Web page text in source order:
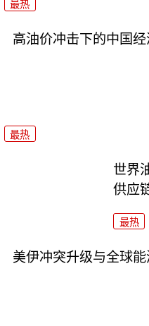
最热
高油价冲击下的中国
最热
世界
供应
最热
美伊冲突升级与全球